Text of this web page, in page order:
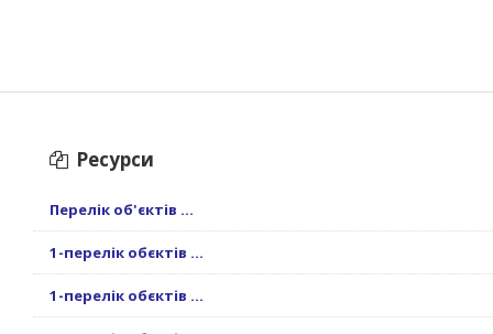
Ресурси
Перелік об'єктів ...
1-перелік обєктів ...
1-перелік обєктів ...